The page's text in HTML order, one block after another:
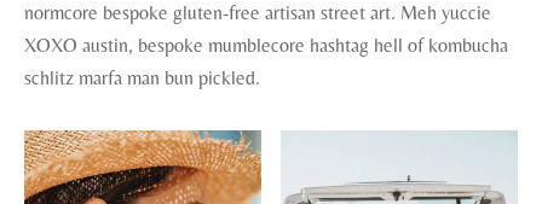
normcore bespoke gluten-free artisan street art. Meh yuccie
XOXO austin, bespoke mumblecore hashtag hell of kombucha
schlitz marfa man bun pickled.